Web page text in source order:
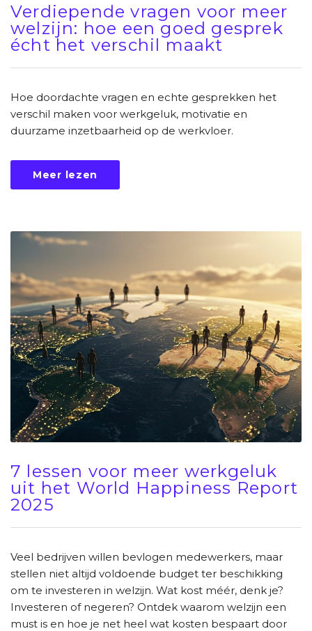
Verdiepende vragen voor meer
welzijn: hoe een goed gesprek
écht het verschil maakt
Hoe doordachte vragen en echte gesprekken het
verschil maken voor werkgeluk, motivatie en
duurzame inzetbaarheid op de werkvloer.
Meer lezen
7 lessen voor meer werkgeluk
uit het World Happiness Report
2025
Veel bedrijven willen bevlogen medewerkers, maar
stellen niet altijd voldoende budget ter beschikking
om te investeren in welzijn. Wat kost méér, denk je?
Investeren of negeren? Ontdek waarom welzijn een
must is en hoe je net heel wat kosten bespaart door